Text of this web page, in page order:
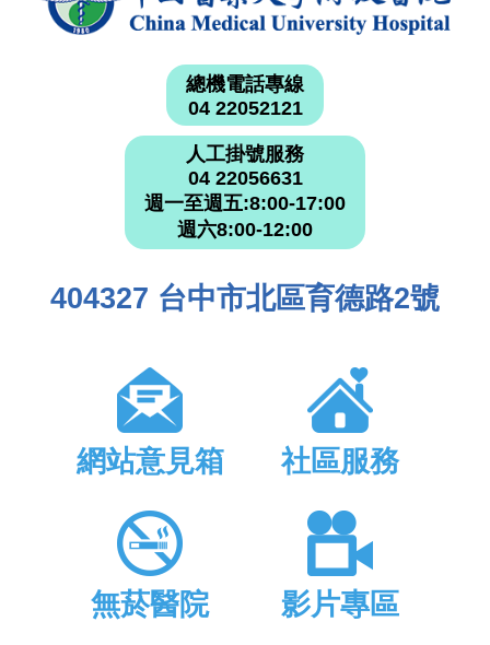
總機電話專線
04 22052121
人工掛號服務
04 22056631
週一至週五:8:00-17:00
週六8:00-12:00
404327 台中市北區育德路2號
網站意見箱 社區服務
無菸醫院 影片專區